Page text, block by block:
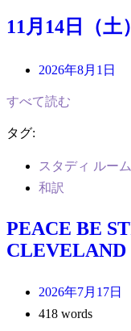
11月14日（
2026年8月1日
すべて読む
タグ:
スタディ ルーム
和訳
PEACE BE
CLEVELAND
2026年7月17日
418 words